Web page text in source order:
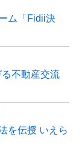
ム「Fidii決
不動産交流
を伝授 いえら